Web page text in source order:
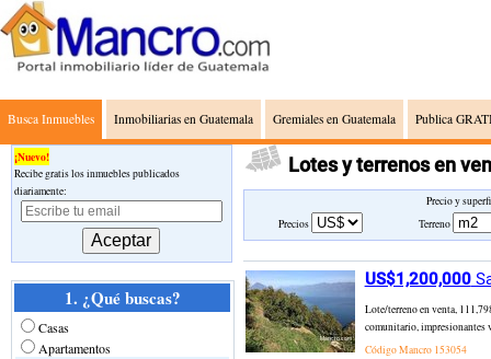
Busca Inmuebles Inmobiliarias en Guatemala Gremiales en Guatemala Publica
Lotes y terrenos en
Precio y
Precios
Terreno
US$1,200,000
Lote/terreno en venta,
comunitario, impresionantes
Código Mancro 153054
¡Nuevo!
Recibe gratis los inmuebles publicados
diariamente:
1. ¿Qué buscas?
Casas
Apartamentos